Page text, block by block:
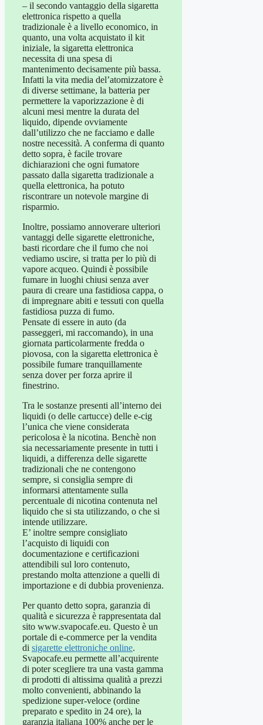
– il secondo vantaggio della sigaretta
elettronica rispetto a quella
tradizionale è a livello economico, in
quanto, una volta acquistato il kit
iniziale, la sigaretta elettronica
necessita di una spesa di
mantenimento decisamente più bassa.
Infatti la vita media del’atomizzatore è
di diverse settimane, la batteria per
permettere la vaporizzazione è di
alcuni mesi mentre la durata del
liquido, dipende ovviamente
dall’utilizzo che ne facciamo e dalle
nostre necessità. A conferma di quanto
detto sopra, è facile trovare
dichiarazioni che ogni fumatore
passato dalla sigaretta tradizionale a
quella elettronica, ha potuto
riscontrare un notevole margine di
risparmio.
Inoltre, possiamo annoverare ulteriori
vantaggi delle sigarette elettroniche,
basti ricordare che il fumo che noi
vediamo uscire, si tratta per lo più di
vapore acqueo. Quindi è possibile
fumare in luoghi chiusi senza aver
paura di creare una fastidiosa cappa, o
di impregnare abiti e tessuti con quella
fastidiosa puzza di fumo.
Pensate di essere in auto (da
passeggeri, mi raccomando), in una
giornata particolarmente fredda o
piovosa, con la sigaretta elettronica è
possibile fumare tranquillamente
senza dover per forza aprire il
finestrino.
Tra le sostanze presenti all’interno dei
liquidi (o delle cartucce) delle e-cig
l’unica che viene considerata
pericolosa è la nicotina. Benchè non
sia necessariamente presente in tutti i
liquidi, a differenza delle sigarette
tradizionali che ne contengono
sempre, si consiglia sempre di
informarsi attentamente sulla
percentuale di nicotina contenuta nel
liquido che si sta utilizzando, o che si
intende utilizzare.
E’ inoltre sempre consigliato
l’acquisto di liquidi con
documentazione e certificazioni
attendibili sul loro contenuto,
prestando molta attenzione a quelli di
importazione e di dubbia provenienza.
Per quanto detto sopra, garanzia di
qualità e sicurezza è rappresentata dal
sito www.svapocafe.eu. Questo è un
portale di e-commerce per la vendita
di sigarette elettroniche online.
Svapocafe.eu permette all’acquirente
di poter scegliere tra una vasta gamma
di prodotti di altissima qualità a prezzi
molto convenienti, abbinando la
spedizione super-veloce (ordine
preparato e spedito in 24 ore), la
garanzia italiana 100% anche per le